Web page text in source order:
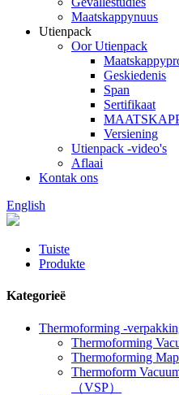
Maatskappynuus
Utienpack
Oor Utienpack
Geskiedenis
Span
Sertifikaat
Versiening
Utienpack -video's
Aflaai
Kontak ons
English
Tuiste
Produkte
Kategorieë
Thermoforming -
Thermoforming
Thermoforming
Thermoform
（VSP）